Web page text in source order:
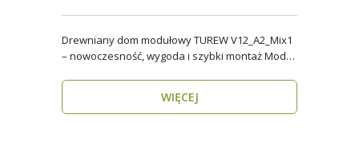
Drewniany dom modułowy TUREW V12_A2_Mix1
– nowoczesność, wygoda i szybki montaż Model
WIĘCEJ